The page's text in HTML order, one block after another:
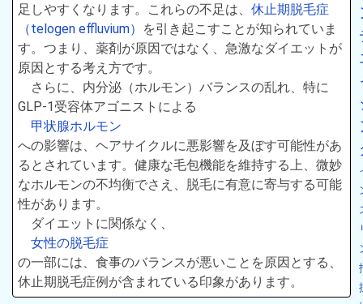
足しやすくなります。これらの不足は、 休止期脱毛症
（telogen effluvium）
を引き起こすことが知られていま
す。つまり、薬剤が原因ではなく、急激なダイエットが
原因とする考え方です。
さらに、内分泌（ホルモン）バランスの乱れ、特に
GLP-1受容体アゴニストによる
甲状腺ホルモン
への影響は、ヘアサイクルに悪影響を及ぼす可能性があ
るとされています。健康な毛包機能を維持する上、微妙
なホルモンの不均衡でさえ、脱毛に有意に寄与する可能
性があります。
ダイエットに関係なく、
女性の脱毛症
の一部には、食事のバランスが悪いことを原因とする、
休止期脱毛症例が含まれている印象があります。